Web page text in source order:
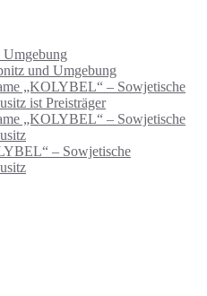
und Umgebung
„KOLYBEL“ – Sowjetische
ist Preisträger
„KOLYBEL“ – Sowjetische
– Sowjetische